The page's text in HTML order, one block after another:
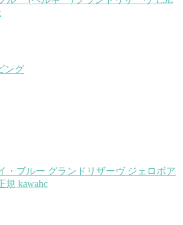
ング
・ブルー グランドリザーヴ ジェロボア
規 kawahc